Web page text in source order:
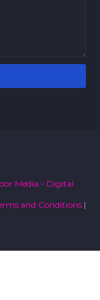
Media - Digital
and Conditions |